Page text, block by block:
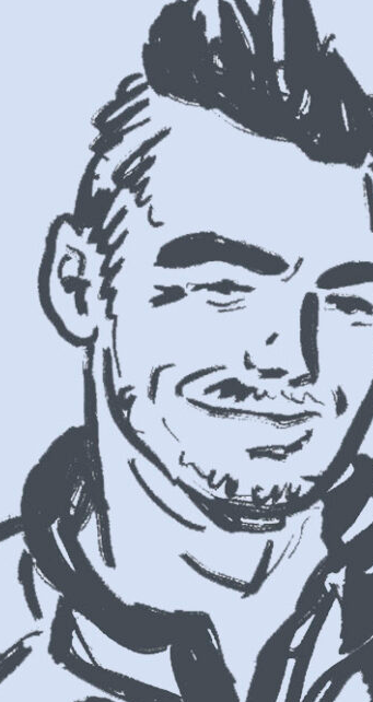
dei suoi desideri ha incontrato e ha voluto
sua intrinseca bellezza e sulla capacità dell’essere
la disperazione in speranza. La storia di Enrico non
bellezza della fragilità.